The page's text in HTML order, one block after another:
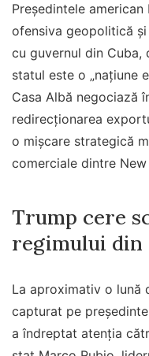
Președintele
ofensiva geopolitică
cu guvernul din Cuba,
statul este o „națiune
Casa Albă negociază
redirecționarea
o mișcare strategică
comerciale dintre
Trump cere
regimului din
La aproximativ o lună
capturat pe
a îndreptat atenția